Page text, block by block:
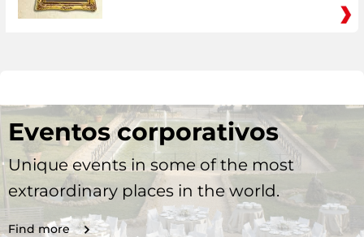
Eventos corporativos
Unique events in some of the most
extraordinary places in the world.
Find more